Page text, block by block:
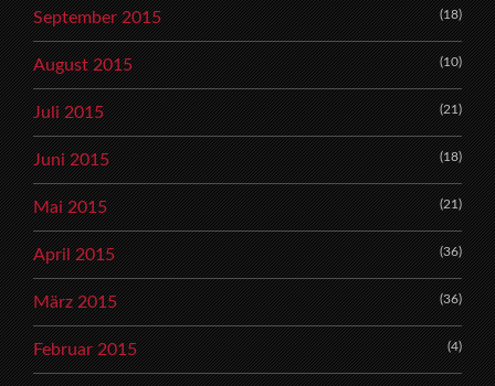
September 2015 (18)
August 2015 (10)
Juli 2015 (21)
Juni 2015 (18)
Mai 2015 (21)
April 2015 (36)
März 2015 (36)
Februar 2015 (4)